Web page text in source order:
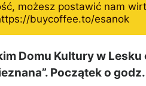
możesz postawić nam
buycoffee.to/esanok
Domu Kultury w
Początek o godz.